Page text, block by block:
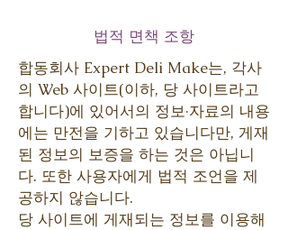
법적 면책 조항
합동회사 Expert Deli Make는, 각사
의 Web 사이트(이하, 당 사이트라고
합니다)에 있어서의 정보·자료의 내용
에는 만전을 기하고 있습니다만, 게재
된 정보의 보증을 하는 것은 아닙니
다. 또한 사용자에게 법적 조언을 제
공하지 않습니다.
당 사이트에 게재되는 정보를 이용해